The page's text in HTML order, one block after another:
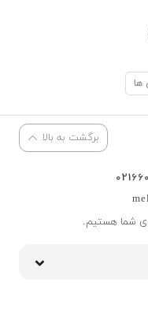
ها
برگشت به بالا